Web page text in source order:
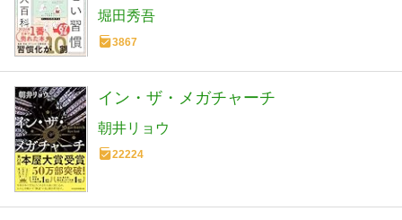
い習慣大百科 人生が変わるテクニック
112個集めました
堀田秀吾
3867
イン・ザ・メガチャーチ
朝井リョウ
22224